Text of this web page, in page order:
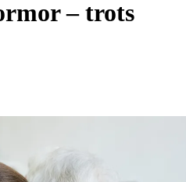
– trots